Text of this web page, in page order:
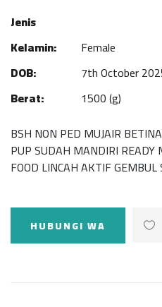
Jenis
Kelamin:
Female
DOB:
7th October
Berat:
1500 (g)
BSH NON PED MUJAIR
PUP SUDAH MANDIRI
FOOD LINCAH AKTIF GEMBUL
HUBUNGI WA